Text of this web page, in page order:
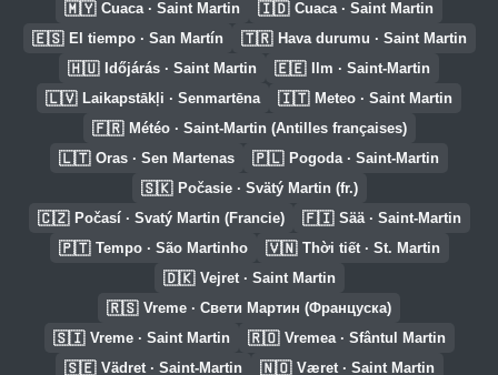
🇲🇾 Cuaca · Saint Martin 🇮🇩 Cuaca · Saint Martin
🇪🇸 El tiempo · San Martín 🇹🇷 Hava durumu · Saint Martin
🇭🇺 Időjárás · Saint Martin 🇪🇪 Ilm · Saint-Martin
🇱🇻 Laikapstākļi · Senmartēna 🇮🇹 Meteo · Saint Martin
🇫🇷 Météo · Saint-Martin (Antilles françaises)
🇱🇹 Oras · Sen Martenas 🇵🇱 Pogoda · Saint-Martin
🇸🇰 Počasie · Svätý Martin (fr.)
🇨🇿 Počasí · Svatý Martin (Francie) 🇫🇮 Sää · Saint-Martin
🇵🇹 Tempo · São Martinho 🇻🇳 Thời tiết · St. Martin
🇩🇰 Vejret · Saint Martin
🇷🇸 Vreme · Свети Мартин (Француска)
🇸🇮 Vreme · Saint Martin 🇷🇴 Vremea · Sfântul Martin
🇸🇪 Vädret · Saint-Martin 🇳🇴 Været · Saint Martin